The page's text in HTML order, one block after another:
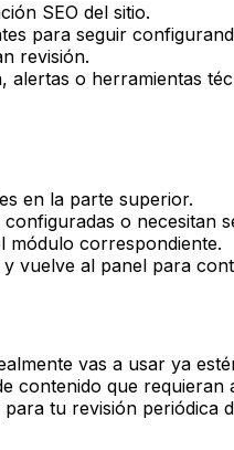
SEO del sitio.
para seguir
revisión.
alertas o herramientas
en la parte superior.
o necesitan
módulo correspondiente.
vuelve al panel para
vas a usar ya
contenido que requieran
tu revisión periódica